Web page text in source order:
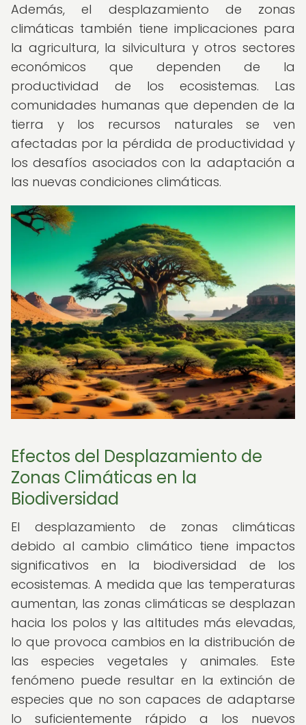
Además, el desplazamiento de zonas
climáticas también tiene implicaciones para
la agricultura, la silvicultura y otros sectores
económicos que dependen de la
productividad de los ecosistemas. Las
comunidades humanas que dependen de la
tierra y los recursos naturales se ven
afectadas por la pérdida de productividad y
los desafíos asociados con la adaptación a
las nuevas condiciones climáticas.
Efectos del Desplazamiento de
Zonas Climáticas en la
Biodiversidad
El desplazamiento de zonas climáticas
debido al cambio climático tiene impactos
significativos en la biodiversidad de los
ecosistemas. A medida que las temperaturas
aumentan, las zonas climáticas se desplazan
hacia los polos y las altitudes más elevadas,
lo que provoca cambios en la distribución de
las especies vegetales y animales. Este
fenómeno puede resultar en la extinción de
especies que no son capaces de adaptarse
lo suficientemente rápido a los nuevos